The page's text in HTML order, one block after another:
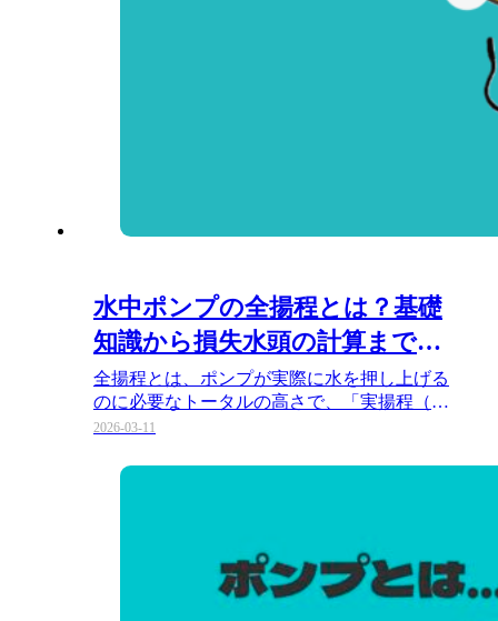
水中ポンプの全揚程とは？基礎
知識から損失水頭の計算まで実
例付きで徹底解説
全揚程とは、ポンプが実際に水を押し上げる
のに必要なトータルの高さで、「実揚程（吸
水面から吐出面までの垂直距離）…
2026-03-11